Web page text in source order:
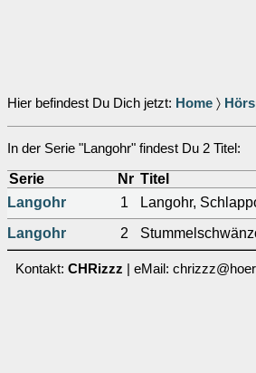
Hier befindest Du Dich jetzt: Home 〉
In der Serie "Langohr" findest Du 2 Titel:
Serie Nr Titel
Langohr
1
Langohr,
Langohr
2
Kontakt: CHRizzz | eMail: